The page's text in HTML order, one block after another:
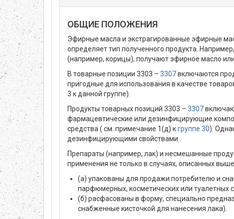
ОБЩИЕ ПОЛОЖЕНИЯ
Эфирные масла и экстрагированные эфирные
определяет тип полученного продукта.
(например, корицы), получают эфирное масло
В товарные позиции 3303 – 3307включаются
пригодные для использования в качестве
3 к данной группе).
Продукты товарных позиций 3303 – 3307
фармацевтические или дезинфицирующие
средства ( см. примечание 1(д) кгруппе 30).
дезинфицирующими свойствами .
Препараты (например, лак) и несмешанные
применения не только в случаях, описанных
(а) упакованы для продажи потребителю и
парфюмерных, косметических или туалетных
(б) расфасованы в форму, специально
снабженные кисточкой для нанесения лака).